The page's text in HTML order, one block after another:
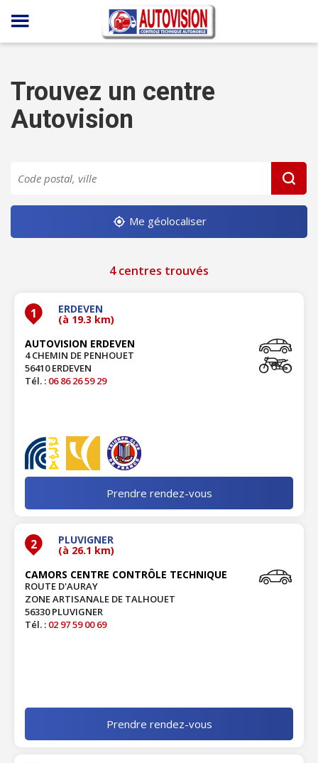
Panneau de gestion des cookies
Trouvez un centre
Autovision
Me géolocaliser
4 centres trouvés
1 ERDEVEN
(à 19.3 km)
AUTOVISION ERDEVEN
4 CHEMIN DE PENHOUET
56410 ERDEVEN
Tél. : 06 86 26 59 29
Prendre rendez-vous
2 PLUVIGNER
(à 26.1 km)
CAMORS CENTRE CONTRÔLE TECHNIQUE
ROUTE D'AURAY
ZONE ARTISANALE DE TALHOUET
56330 PLUVIGNER
Tél. : 02 97 59 00 69
Prendre rendez-vous